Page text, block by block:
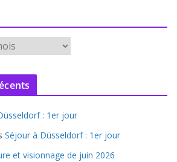
: 1er jour
Séjour à Düsseldorf : 1er jour
et visionnage de juin 2026